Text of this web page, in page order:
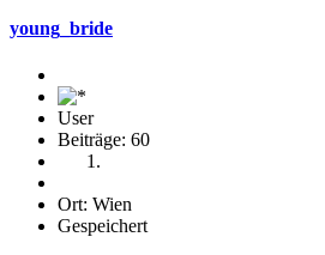
young_bride
User
Beiträge: 60
Ort: Wien
Gespeichert